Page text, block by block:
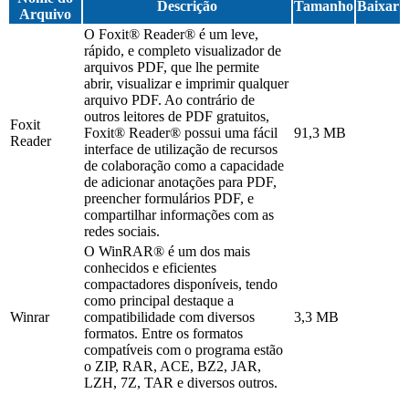
Arquivo
Descrição Tamanho Baixar
Foxit
Reader
O Foxit® Reader® é um leve,
rápido, e completo visualizador de
arquivos PDF, que lhe permite
abrir, visualizar e imprimir qualquer
arquivo PDF. Ao contrário de
outros leitores de PDF gratuitos,
Foxit® Reader® possui uma fácil
interface de utilização de recursos
de colaboração como a capacidade
de adicionar anotações para PDF,
preencher formulários PDF, e
compartilhar informações com as
redes sociais.
91,3 MB
Winrar
O WinRAR® é um dos mais
conhecidos e eficientes
compactadores disponíveis, tendo
como principal destaque a
compatibilidade com diversos
formatos. Entre os formatos
compatíveis com o programa estão
o ZIP, RAR, ACE, BZ2, JAR,
LZH, 7Z, TAR e diversos outros.
3,3 MB